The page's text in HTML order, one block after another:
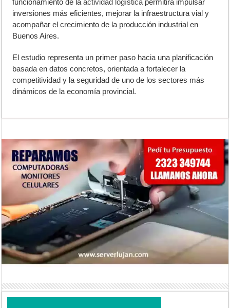
funcionamiento de laactividad logística permitirá impulsar
inversiones más eficientes, mejorar la infraestructura vial y
acompañar el crecimiento de la producción industrial en
Buenos Aires.
El estudio representa un primer paso hacia una planificación
basada en datos concretos, orientada a fortalecer la
competitividad y la seguridad de uno de los sectores más
dinámicos de la economía provincial.